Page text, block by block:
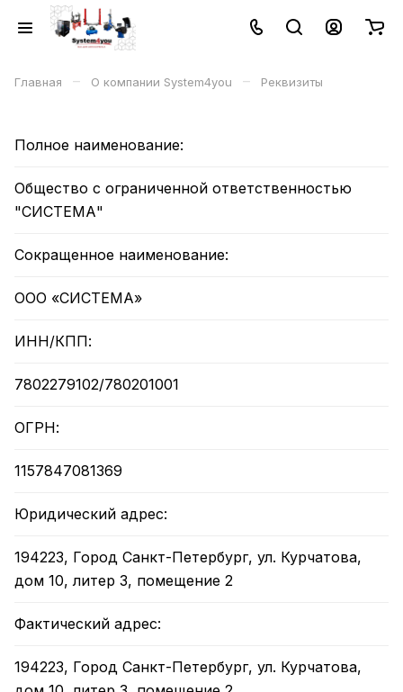
Главная – О компании System4you – Реквизиты
Полное наименование:
Общество с ограниченной ответственностью
"СИСТЕМА"
Сокращенное наименование:
ООО «СИСТЕМА»
ИНН/КПП:
7802279102/780201001
ОГРН:
1157847081369
Юридический адрес:
194223, Город Санкт-Петербург, ул. Курчатова,
дом 10, литер З, помещение 2
Фактический адрес:
194223, Город Санкт-Петербург, ул. Курчатова,